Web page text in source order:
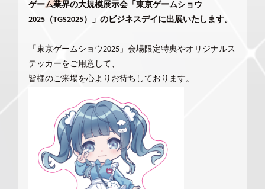
ゲーム業界の大規模展示会「東京ゲームショウ
2025（TGS2025）」のビジネスデイに出展いたします。
「東京ゲームショウ2025」会場限定特典やオリジナルス
テッカーをご用意して、
皆様のご来場を心よりお待ちしております。